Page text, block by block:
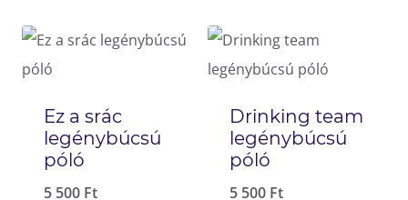
a
terméknek
variációja
van.
A
a
terméknek
variációja
van.
A
Ez a srác
legénybúcsú
póló
5 500 Ft
Drinking team
legénybúcsú
póló
5 500 Ft